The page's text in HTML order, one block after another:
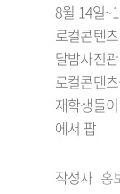
8월 14일
로컬콘텐
달밤사진
로컬콘텐
재학생들
에서 팝
작성자 홍